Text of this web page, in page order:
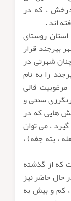
درخش ، كه در
اند .
استان روستاى
بيرجند قرار
شهرتى در
را به نام
قالى
سنتى و
هايى كه در
، مى توان
، بته جغه) ،
كه از گذشته
حال حاضر نيز
، كم و بيش به